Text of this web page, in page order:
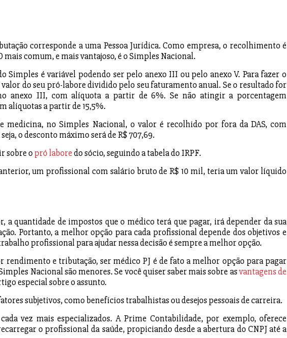
corresponde a uma Pessoa Jurídica. Como empresa, o recolhimento é
comum, e mais vantajoso, é o Simples Nacional.
Simples é variável podendo ser pelo anexo III ou pelo anexo V. Para fazer o
valor do seu pró-labore dividido pelo seu faturamento anual. Se o resultado for
anexo III, com alíquota a partir de 6%. Se não atingir a porcentagem
alíquotas a partir de 15,5%.
medicina, no Simples Nacional, o valor é recolhido por fora da DAS, com
o desconto máximo será de R$ 707,69.
sobre o pró laboredo sócio, seguindo a tabela do IRPF.
um profissional com salário bruto de R$ 10 mil, teria um valor líquido
quantidade de impostos que o médico terá que pagar, irá depender da sua
Portanto, a melhor opção para cada profissional depende dos objetivos e
profissional para ajudar nessa decisão é sempre a melhor opção.
rendimento e tributação, ser médico PJ é de fato a melhor opção para pagar
Nacional são menores. Se você quiser saber mais sobre asvantagens de
especial sobre o assunto.
subjetivos, como benefícios trabalhistas ou desejos pessoais de carreira.
vez mais especializados. A Prime Contabilidade, por exemplo, oferece
o profissional da saúde, propiciando desde a abertura do CNPJ até a